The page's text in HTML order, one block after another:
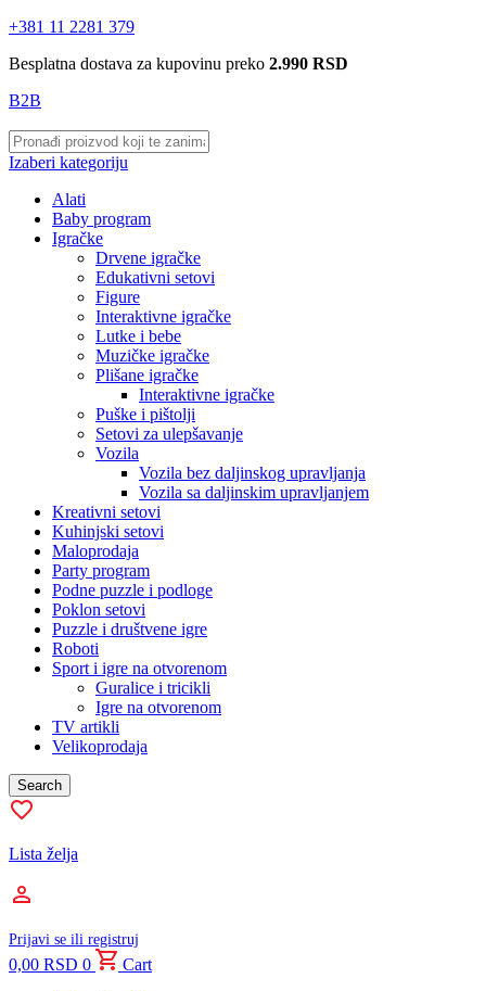
+381 11 2281 379
Besplatna dostava za kupovinu preko 2.990 RSD
B2B
Izaberi kategoriju
Alati
Baby program
Igračke
Drvene igračke
Edukativni setovi
Figure
Interaktivne igračke
Lutke i bebe
Muzičke igračke
Plišane igračke
Interaktivne igračke
Puške i pištolji
Setovi za ulepšavanje
Vozila
Vozila bez daljinskog upravljanja
Vozila sa daljinskim upravljanjem
Kreativni setovi
Kuhinjski setovi
Maloprodaja
Party program
Podne puzzle i podloge
Poklon setovi
Puzzle i društvene igre
Roboti
Sport i igre na otvorenom
Guralice i tricikli
Igre na otvorenom
TV artikli
Velikoprodaja
Search
Lista želja
Prijavi se ili registruj
0,00 RSD 0
Cart